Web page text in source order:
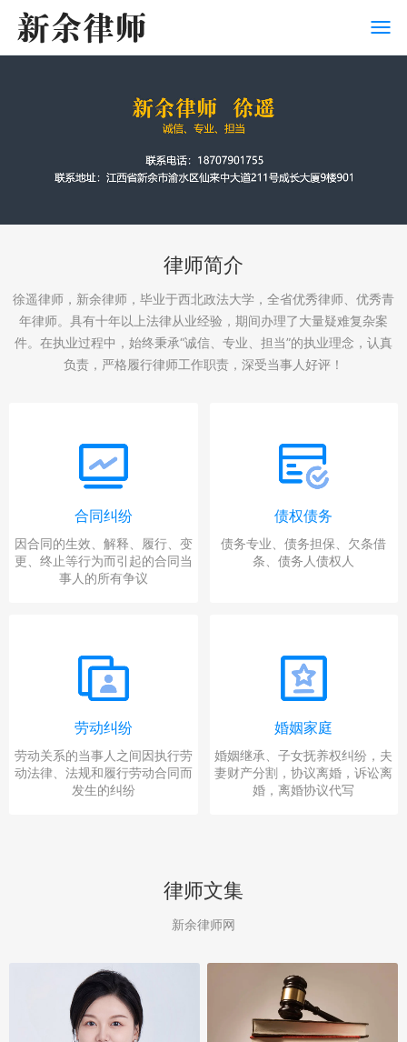
律师简介
徐遥律师，新余律师，毕业于西北政法大学，全省优秀律师、优秀青
年律师。具有十年以上法律从业经验，期间办理了大量疑难复杂案
件。在执业过程中，始终秉承“诚信、专业、担当”的执业理念，认真
负责，严格履行律师工作职责，深受当事人好评！
合同纠纷
因合同的生效、解释、履行、变
更、终止等行为而引起的合同当
事人的所有争议
债权债务
债务专业、债务担保、欠条借
条、债务人债权人
劳动纠纷
劳动关系的当事人之间因执行劳
动法律、法规和履行劳动合同而
发生的纠纷
婚姻家庭
婚姻继承、子女抚养权纠纷，夫
妻财产分割，协议离婚，诉讼离
婚，离婚协议代写
律师文集
新余律师网